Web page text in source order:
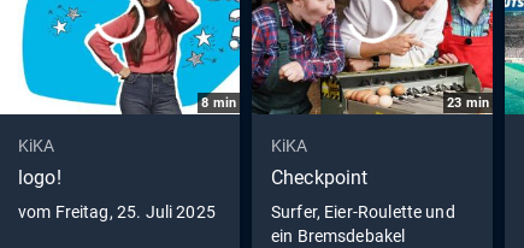
8 min
KiKA
logo!
vom Freitag, 25. Juli 2025
23 min
KiKA
Checkpoint
Surfer, Eier-Roulette und
ein Bremsdebakel